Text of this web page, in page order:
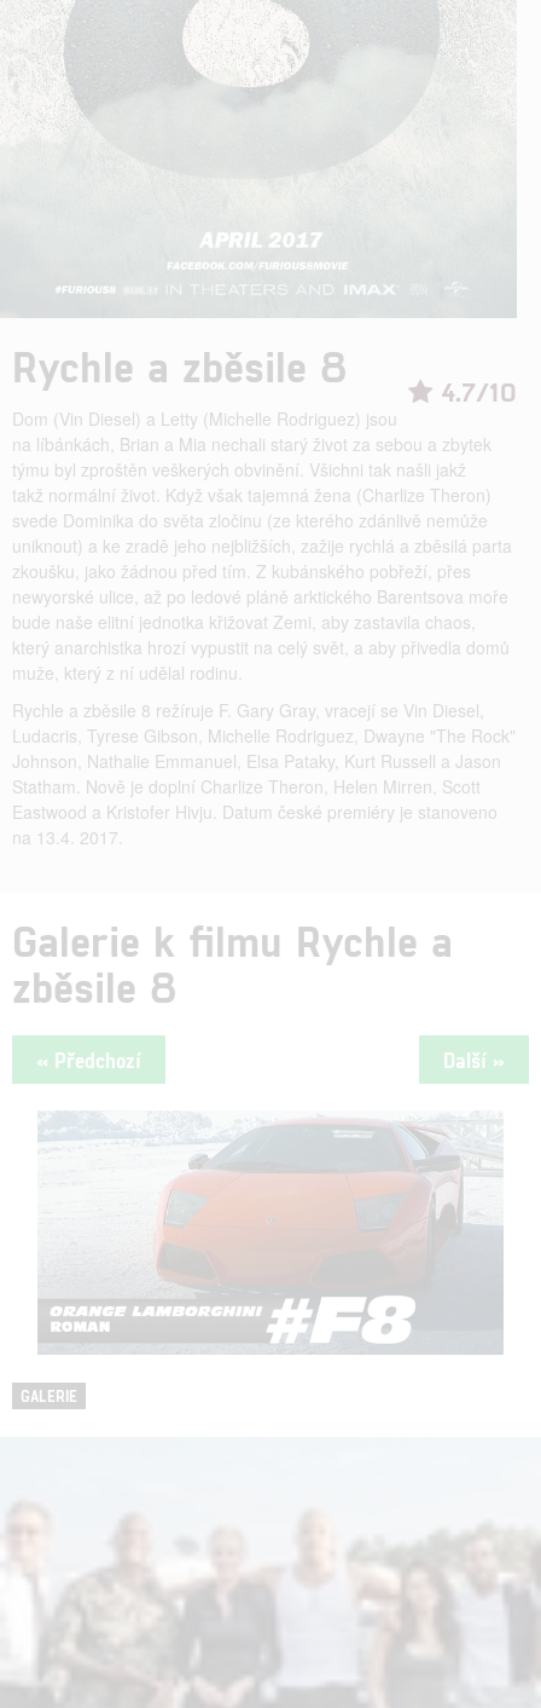
4.7/10
Rychle a zběsile 8
Dom (Vin Diesel) a Letty (Michelle Rodriguez) jsou
na líbánkách, Brian a Mia nechali starý život za sebou a zbytek
týmu byl zproštěn veškerých obvinění. Všichni tak našli jakž
takž normální život. Když však tajemná žena (Charlize Theron)
svede Dominika do světa zločinu (ze kterého zdánlivě nemůže
uniknout) a ke zradě jeho nejbližších, zažije rychlá a zběsilá parta
zkoušku, jako žádnou před tím. Z kubánského pobřeží, přes
newyorské ulice, až po ledové pláně arktického Barentsova moře
bude naše elitní jednotka křižovat Zemi, aby zastavila chaos,
který anarchistka hrozí vypustit na celý svět, a aby přivedla domů
muže, který z ní udělal rodinu.
Rychle a zběsile 8 režíruje F. Gary Gray, vracejí se Vin Diesel,
Ludacris, Tyrese Gibson, Michelle Rodriguez, Dwayne "The Rock"
Johnson, Nathalie Emmanuel, Elsa Pataky, Kurt Russell a Jason
Statham. Nově je doplní Charlize Theron, Helen Mirren, Scott
Eastwood a Kristofer Hivju. Datum české premiéry je stanoveno
na 13.4. 2017.
Galerie k filmu Rychle a
zběsile 8
« Předchozí Další »
GALERIE